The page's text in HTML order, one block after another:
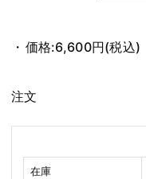
価格:6,600円(税込)
注文
在庫